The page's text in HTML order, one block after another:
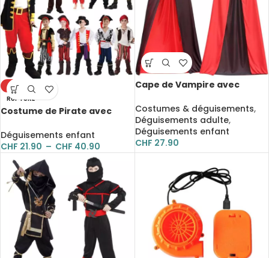
-32%
RUPTURE
Costume de Pirate avec
Ceinture pour Enfant
Déguisements enfant
CHF 21.90 – CHF 40.90
Cape de Vampire avec
réversible, pour enfants et
adultes
Costumes & déguisements,
Déguisements adulte,
Déguisements enfant
CHF 27.90